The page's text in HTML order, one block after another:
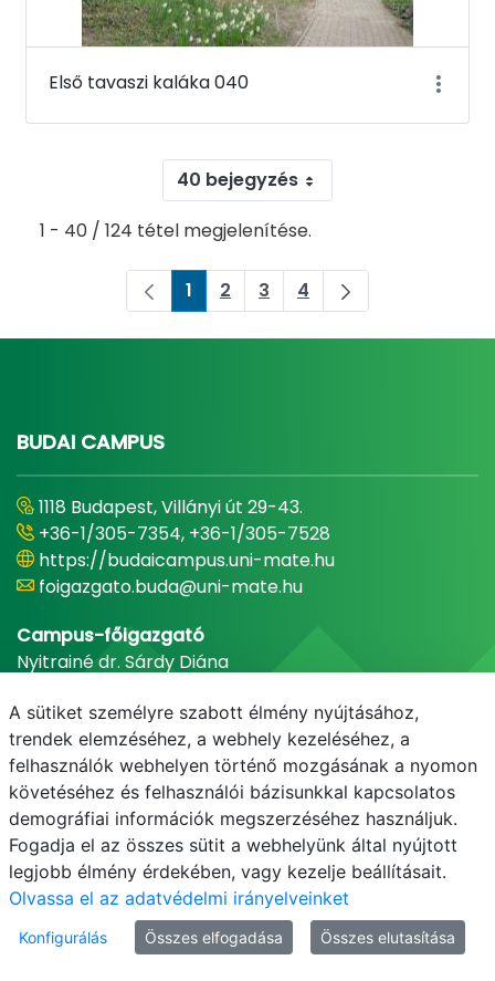
Első tavaszi kaláka 040
40 bejegyzés
1 - 40 / 124 tétel megjelenítése.
Oldal
1 Oldal
2 Oldal
3 Oldal
4
BUDAI CAMPUS
1118 Budapest, Villányi út 29-43.
+36-1/305-7354, +36-1/305-7528
https://budaicampus.uni-mate.hu
foigazgato.buda@uni-mate.hu
Campus-főigazgató
Nyitrainé dr. Sárdy Diána
E-mail Telefonkönyv NEPTUN
Adatvédelem
A sütiket személyre szabott élmény nyújtásához,
trendek elemzéséhez, a webhely kezeléséhez, a
felhasználók webhelyen történő mozgásának a nyomon
követéséhez és felhasználói bázisunkkal kapcsolatos
demográfiai információk megszerzéséhez használjuk.
Fogadja el az összes sütit a webhelyünk által nyújtott
legjobb élmény érdekében, vagy kezelje beállításait.
Olvassa el az adatvédelmi irányelveinket
Konfigurálás Összes elfogadása Összes elutasítása